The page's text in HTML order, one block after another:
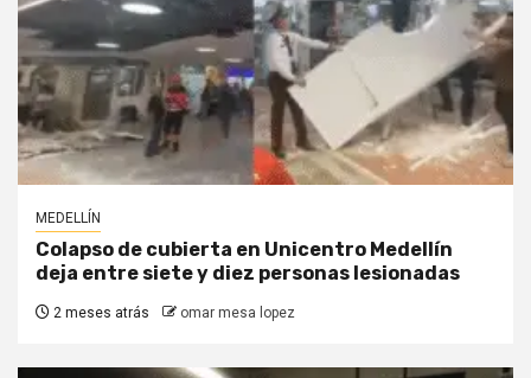
MEDELLÍN
Colapso de cubierta en Unicentro Medellín
deja entre siete y diez personas lesionadas
2 meses atrás omar mesa lopez